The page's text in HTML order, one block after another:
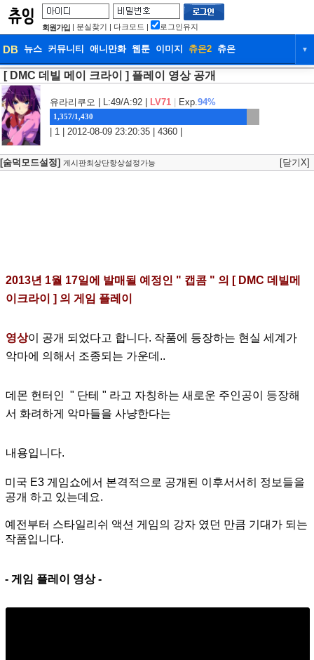
회원가입 | 분실찾기 | 다크모드 | 로그인유지
DB 뉴스 커뮤니티 애니만화 웹툰 이미지 츄온2 츄온 ▼
DB 뉴스 커뮤니티
웹툰 이미지 츄온2
[ DMC 데빌 메이 크라이 ] 플레이 영상 공개
유라리쿠오 | L:49/A:92 | LV71 Exp.94%
1,357/1,430
| 1 | 2012-08-09 23:20:35 | 4360 |
[숨덕모드설정] 게시판최상단항상설정가능 [닫기X]
2013년 1월 17일에 발매될 예정인 " 캡콤 " 의 [ DMC 데빌메
이크라이 ] 의 게임 플레이
영상이 공개 되었다고 합니다. 작품에 등장하는 현실 세계가
악마에 의해서 조종되는 가운데..
데몬 헌 터인 " 단테 " 라고 자칭하는 새로운 주인공이 등장해
서 화려하게 악마들을 사냥한다는
내용입니다.
미국 E3 게임쇼에서 본격적으로 공개된 이후서서히 정보들을
공개 하고 있는데요.
예전부터 스타일리쉬 액션 게임의 강자 였던 만큼 기대가 되는
작품입니다.
- 게임 플레이 영상 -